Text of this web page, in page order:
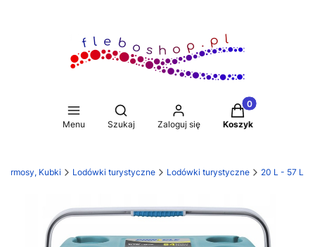
Menu
Otwórz wyszukiwarkę
Szukaj Zaloguj się
Produkty w
Koszyk
Kubki Lodówki turystyczne Lodówki turystyczne 20 L - 57 L